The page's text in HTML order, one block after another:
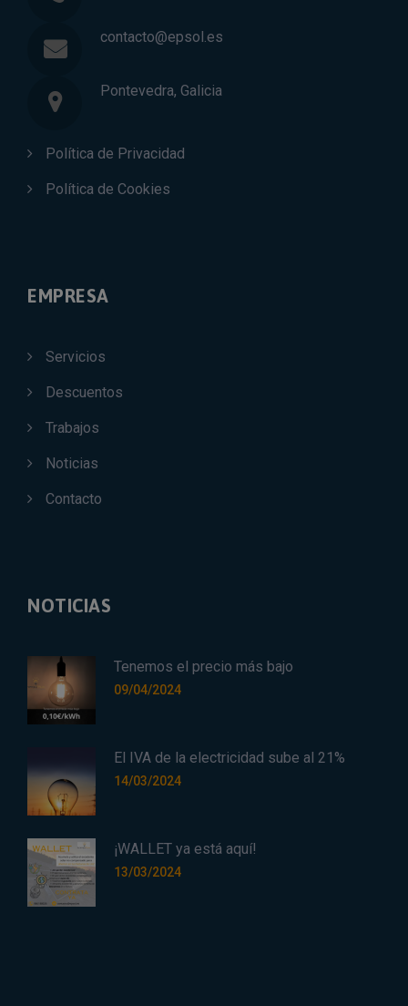
contacto@epsol.es
Pontevedra, Galicia
Política de Privacidad
Política de Cookies
EMPRESA
Servicios
Descuentos
Trabajos
Noticias
Contacto
NOTICIAS
Tenemos el precio más bajo
09/04/2024
El IVA de la electricidad sube al 21%
14/03/2024
¡WALLET ya está aquí!
13/03/2024